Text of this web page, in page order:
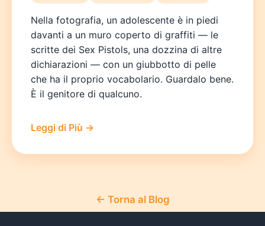
Nella fotografia, un adolescente è in piedi
davanti a un muro coperto di graffiti — le
scritte dei Sex Pistols, una dozzina di altre
dichiarazioni — con un giubbotto di pelle
che ha il proprio vocabolario. Guardalo bene.
È il genitore di qualcuno.
Leggi di Più →
← Torna al Blog